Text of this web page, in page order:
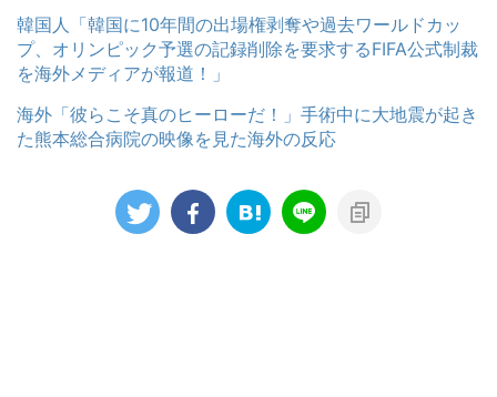
韓国人「韓国に10年間の出場権剥奪や過去ワールドカッ
プ、オリンピック予選の記録削除を要求するFIFA公式制裁
を海外メディアが報道！」
海外「彼らこそ真のヒーローだ！」手術中に大地震が起き
た熊本総合病院の映像を見た海外の反応